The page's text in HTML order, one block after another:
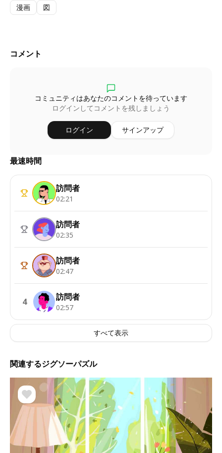
漫画
図
コメント
コミュニティはあなたのコメントを待っています
ログインしてコメントを残しましょう
ログイン サインアップ
最速時間
訪問者
02:21
訪問者
02:35
訪問者
02:47
4 訪問者
02:57
すべて表示
関連するジグソーパズル